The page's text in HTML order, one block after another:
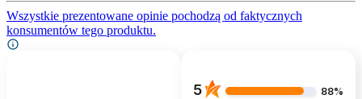
Wszystkie prezentowane opinie pochodzą od faktycznych
konsumentów tego produktu.
5 88%